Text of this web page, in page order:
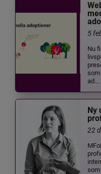
5
Nu
ad...
Ny
22